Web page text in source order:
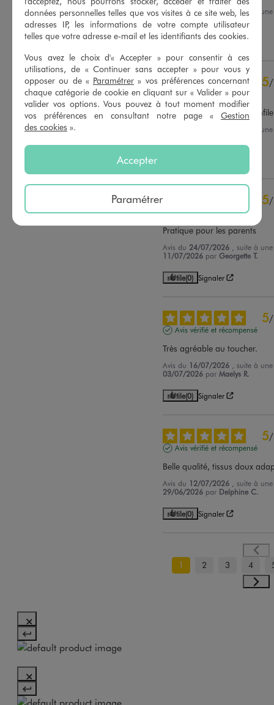
Basé sur42 avis soumis à un
contrôle
Voir tous les avis sur ce site
4étoiles
2
3étoiles
1
étoiles
0
1étoile 0
Trier les avis
Avis du05/08/2026 , suite à
24/07/2026
parAmaya S.
Utile(0) Signaler
5/
Avis vérifié et récompensé
Très joli pyjama, facile à
, suite à
5/
Avis vérifié et récompensé
Pratique pour les parents
Avis du 24/07/2026
, suite à
11/07/2026 par Georgette T.
Utile(0) Signaler
5/
Avis vérifié et récompensé
Très agréable au toucher.
Avis du 16/07/2026
, suite à
03/07/2026 parMaelys R.
Utile(0) Signaler
5/
Avis vérifié et récompensé
Belle qualité, tissus doux
Avis du 12/07/2026
, suite à
29/06/2026 par Delphine C.
Utile(0) Signaler
1 2 3 4
données personnelles telles que vos visites à ce site web, les
adresses IP, les informations de votre compte utilisateur
telles que votre adresse e-mail et les identifiants des cookies.
Vous avez le choix d'« Accepter » pour consentir à ces
utilisations, de « Continuer sans accepter » pour vous y
opposer ou de « Paramétrer » vos préférences concernant
chaque catégorie de cookie en cliquant sur « Valider » pour
valider vos options. Vous pouvez à tout moment modifier
vos préférences en consultant notre page « Gestion
des cookies ».
Accepter
Paramétrer